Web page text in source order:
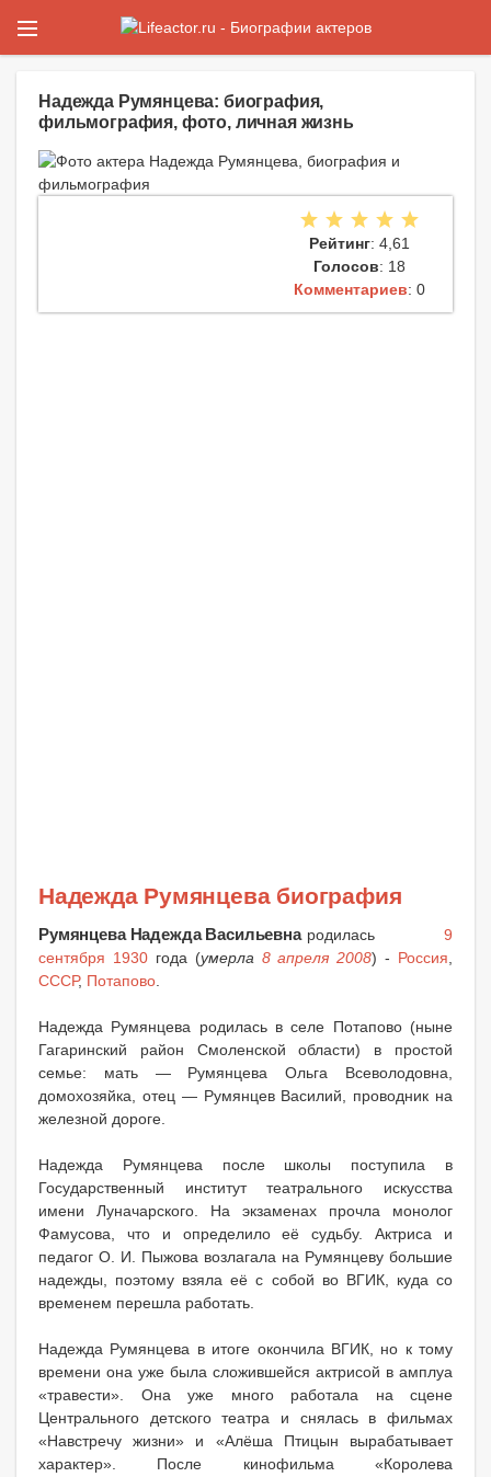
Надежда Румянцева: биография,
фильмография, фото, личная жизнь
Рейтинг: 4,61
Голосов: 18
Комментариев: 0
Надежда Румянцева биография
Румянцева Надежда Васильевна родилась 9
сентября 1930года (умерла 8 апреля 2008) - Россия
СССР, Потапово
Надежда Румянцева родилась в селе Потапово (ныне
Гагаринский район Смоленской области) в простой
семье: мать — Румянцева Ольга Всеволодовна,
домохозяйка, отец — Румянцев Василий, проводник на
железной дороге.
Надежда Румянцева после школы поступила в
Государственный институт театрального искусства
имени Луначарского. На экзаменах прочла монолог
Фамусова, что и определило её судьбу. Актриса и
педагог О. И. Пыжова возлагала на Румянцеву большие
надежды, поэтому взяла её с собой во ВГИК, куда со
временем перешла работать.
Надежда Румянцева в итоге окончила ВГИК, но к тому
времени она уже была сложившейся актрисой в амплуа
«травести». Она уже много работала на сцене
Центрального детского театра и снялась в фильмах
«Навстречу жизни» и «Алёша Птицын вырабатывает
характер». После кинофильма «Королева